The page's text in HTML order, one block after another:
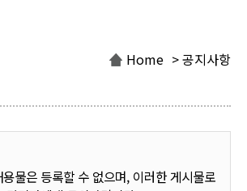
Home > 공지사항
물은 등록할 수 없으며, 이러한 게시물로